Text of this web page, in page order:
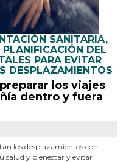
SANITARIA,
DEL
PARA EVITAR
DESPLAZAMIENTOS
los viajes
dentro y fuera
los desplazamientos con
salud y bienestar y evitar